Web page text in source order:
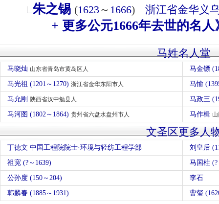
朱之锡 (1623 ～ 1666) 浙江省金华义
+ 更多公元1666年去世的名人
马姓名人堂
马晓灿 山东省青岛市黄岛区人 马金镖
马光祖 (1201～1270) 浙江省金华东阳市人 马愉
马允刚 陕西省汉中勉县人 马政三
马河图 (1802～1864) 贵州省六盘水盘州市人 马作楫
文圣区更多人
丁德文 中国工程院院士·环境与轻纺工程学部 刘皇后
祖宽 (?～1639) 马国柱
公孙度 (150～204) 李石
韩麟春 (1885～1931) 曹玺